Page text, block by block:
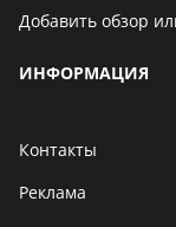
Добавить обзор
ИНФОРМАЦИЯ
Контакты
Реклама